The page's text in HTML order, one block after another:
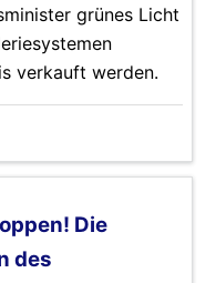
grünes Licht
verkauft werden.
Die
des